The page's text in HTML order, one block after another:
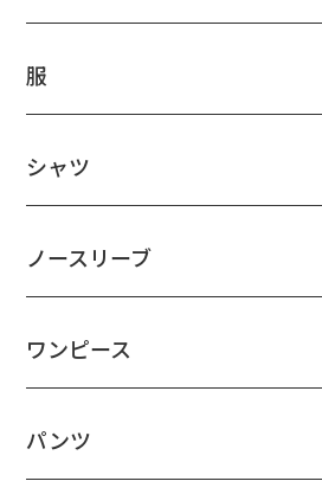
服
シャツ
ノースリーブ
ワンピース
パンツ